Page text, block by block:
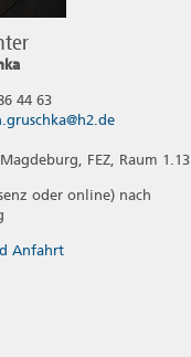
44 63
FEZ, Raum 1.13
oder online) nach
Anfahrt